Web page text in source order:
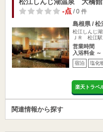
-点/ 0 件
島根県 / 松
松江しんじ
ＪＲ 松江駅
営業時間
入浴料金 ～
宿泊 塩化
楽天トラベ
関連情報から探す